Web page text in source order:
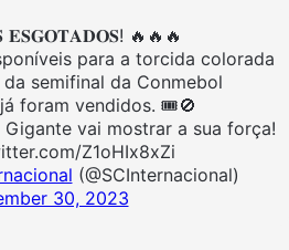
𝐄𝐒𝐆𝐎𝐓𝐀𝐃𝐎𝐒! 🔥🔥🔥
para a torcida colorada
semifinal da Conmebol
foram vendidos. 🎟️🚫
vai mostrar a sua força!
Z1oHIx8xZi
(@SCInternacional)
30, 2023